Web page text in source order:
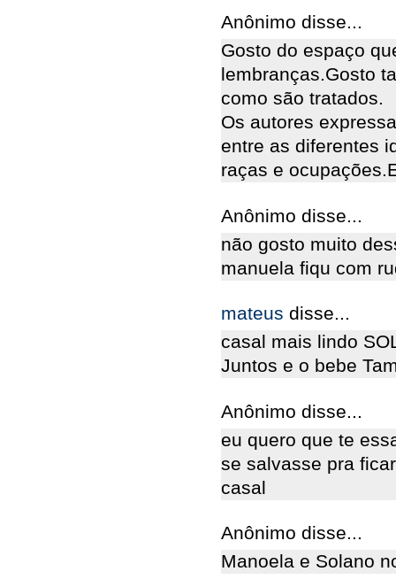
Anônimo disse...
Gosto do espaço
lembranças.Gosto
como são tratados.
Os autores
entre as diferentes
raças e
Anônimo disse...
não gosto muito
manuela fiqu com
mateus disse...
casal mais lindo
Juntos e o bebe
Anônimo disse...
eu quero que te
se salvasse pra
casal
Anônimo disse...
Manoela e Solano